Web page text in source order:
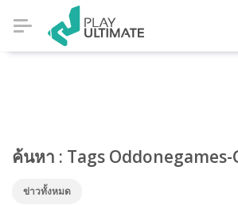
ค้นหา : Tags Oddonegames-
ข่าวทั้งหมด